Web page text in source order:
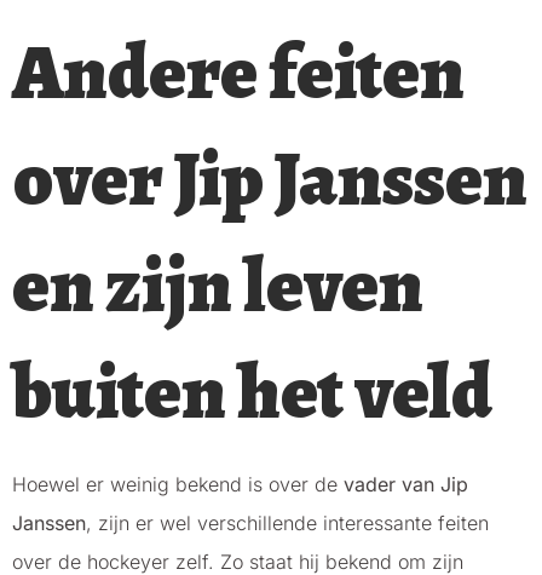
Andere feiten
over Jip Janssen
en zijn leven
buiten het veld
Hoewel er weinig bekend is over de vader van Jip
Janssen, zijn er wel verschillende interessante feiten
over de hockeyer zelf. Zo staat hij bekend om zijn